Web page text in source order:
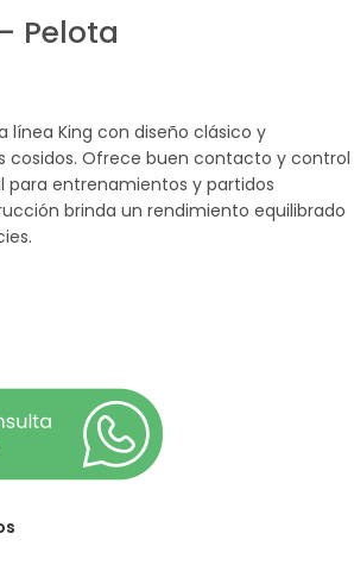
Pelota
línea King con diseño clásico y
cosidos. Ofrece buen contacto y control
para entrenamientos y partidos
brinda un rendimiento equilibrado